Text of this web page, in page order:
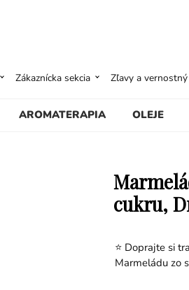
AROMATERAPIA OLEJE
Zákaznícka sekcia Zľavy a
cukru,
⭐ Doprajte si
Marmeládu zo